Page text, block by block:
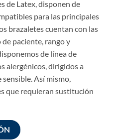
de Latex, disponen de
para las principales
brazaletes cuentan con las
paciente, rango y
de línea de
alergénicos, dirigidos a
Así mismo,
que requieran sustitución